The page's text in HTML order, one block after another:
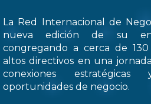
La Red Internacional de
nueva edición de su
congregando a cerca de
altos directivos en una
conexiones
oportunidades de negocio.